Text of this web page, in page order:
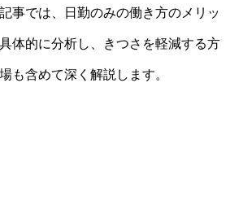
事では、日勤のみの働き方のメリッ
体的に分析し、きつさを軽減する方
も含めて深く解説します。